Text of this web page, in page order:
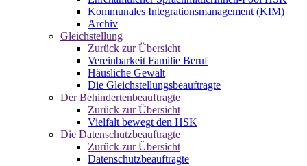
Kommunales Integrationsmanagement (KIM)
Archiv
Gleichstellung
Zurück zur Übersicht
Vereinbarkeit Familie Beruf
Häusliche Gewalt
Die Gleichstellungsbeauftragte
Der Behindertenbeauftragte
Zurück zur Übersicht
Vielfalt bewegt den HSK
Die Datenschutzbeauftragte
Zurück zur Übersicht
Datenschutzbeauftragte